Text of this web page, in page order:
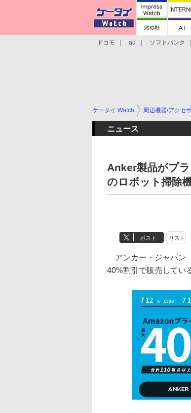
ドコモ au ソフトバンク
ケータイ Watch 周辺機器/アクセ
ニュース
Anker製品がプ
のロボット掃除
ポスト リスト
アンカー・ジャパン
40%割引で販売してい